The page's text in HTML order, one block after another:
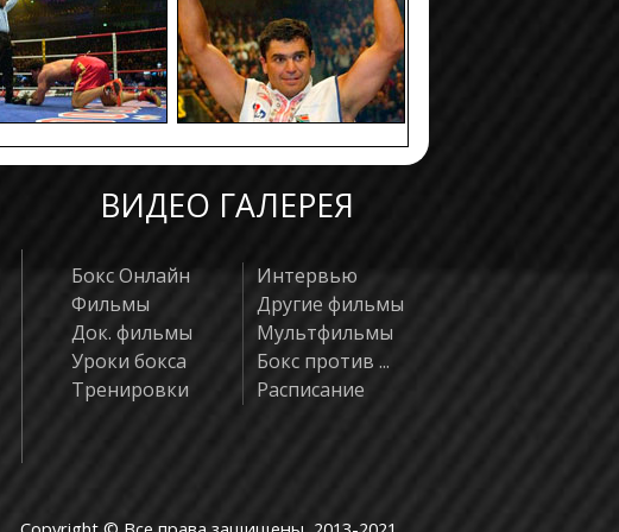
Уивер Квейб 29.03.1990
T KO
Самсон Малангу 09.09.1989
T KO
Гидеон Хлонгва 05.08.1989
T KO
Дэвид Малатци 27.05.1989
T KO
Принц Тукан 24.04.1989
PTS
Кинг Даюбла 02.04.1989 T KO
ВИДЕО ГАЛЕРЕЯ
Бокс Онлайн
Фильмы
Док. фильмы
Уроки бокса
Тренировки
Интервью
Другие фильмы
Мультфильмы
Бокс против ...
Расписание